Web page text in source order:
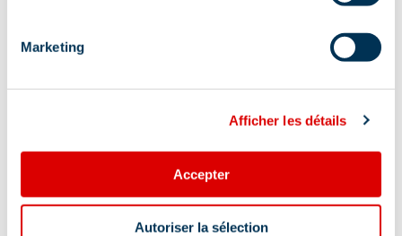
Marketing
Afficher les détails
Accepter
Autoriser la sélection